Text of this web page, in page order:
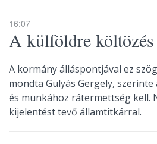
16:07
A külföldre költözés
A kormány álláspontjával ez
mondta Gulyás Gergely,
és munkához rátermettség kell.
kijelentést tevő államtitkárral.